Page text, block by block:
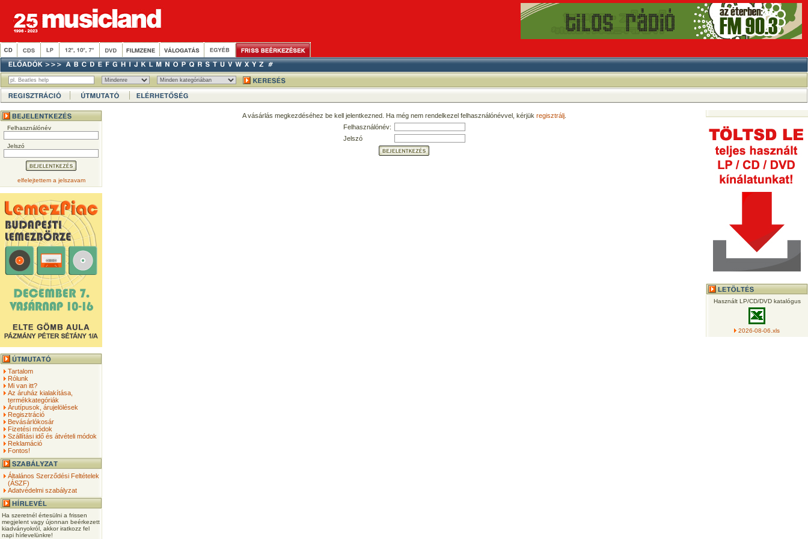
Felhasználónév
Jelszó
elfelejtettem a jelszavam
Tartalom
Rólunk
Mi van itt?
Az áruház kialakítása,
termékkategóriák
Árutípusok, árujelölések
Regisztráció
Bevásárlókosár
Fizetési módok
Szállítási idő és átvételi módok
Reklamáció
Fontos!
Általános Szerződési Feltételek
(ÁSZF)
Adatvédelmi szabályzat
Ha szeretnél értesülni a frissen
megjelent vagy újonnan beérkezett
kiadványokról, akkor iratkozz fel
napi hírlevelünkre!
A vásárlás megkezdéséhez be kell jelentkezned. Ha még nem rendelkezel felhasználónévvel, kérjük regisztrálj.
Felhasználónév:
Jelszó
Használt LP/CD/DVD katalógus
2026-08-06.xls